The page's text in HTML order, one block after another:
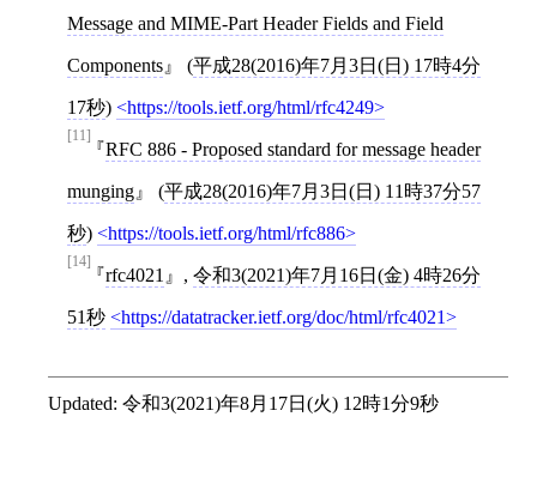
Message and MIME-Part Header Fields and Field
Components (平成28(2016)年7月3日(日) 17時4分
17秒) https://tools.ietf.org/html/rfc4249
[11]
RFC 886 - Proposed standard for message header
munging (平成28(2016)年7月3日(日) 11時37分57
秒) https://tools.ietf.org/html/rfc886
[14]
rfc4021 , 令和3(2021)年7月16日(金) 4時26分
51秒 https://datatracker.ietf.org/doc/html/rfc4021
Updated: 令和3(2021)年8月17日(火) 12時1分9秒